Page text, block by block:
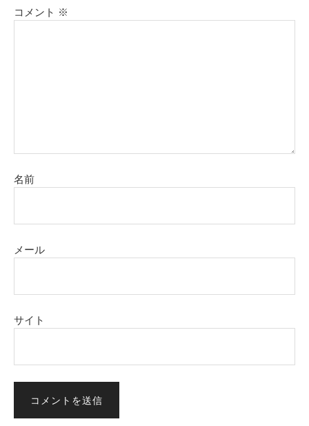
コメント ※
名前
メール
サイト